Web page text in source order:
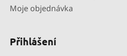
Moje objednávka
Přihlášení